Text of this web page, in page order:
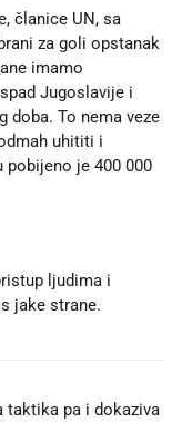
članice UN, sa
za goli opstanak
imamo
Jugoslavije i
doba. To nema veze
uhititi i
je 400 000
ljudima i
jake strane.
taktika pa i dokaziva